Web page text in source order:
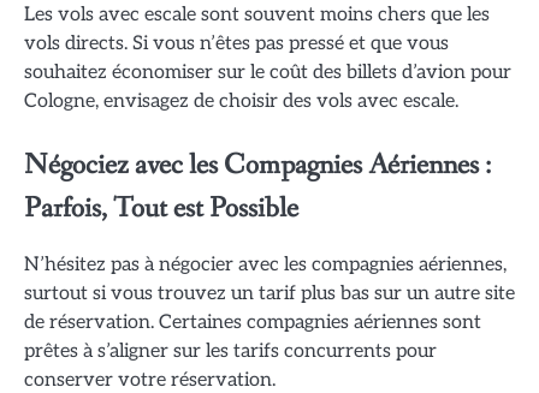
Les vols avec escale sont souvent moins chers que les
vols directs. Si vous n’êtes pas pressé et que vous
souhaitez économiser sur le coût des billets d’avion pour
Cologne, envisagez de choisir des vols avec escale.
Négociez avec les Compagnies Aériennes :
Parfois, Tout est Possible
N’hésitez pas à négocier avec les compagnies aériennes,
surtout si vous trouvez un tarif plus bas sur un autre site
de réservation. Certaines compagnies aériennes sont
prêtes à s’aligner sur les tarifs concurrents pour
conserver votre réservation.